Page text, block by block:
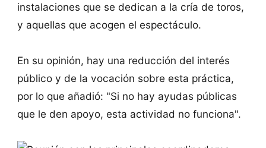
instalaciones que se dedican a la cría de toros,
y aquellas que acogen el espectáculo.
En su opinión, hay una reducción del interés
público y de la vocación sobre esta práctica,
por lo que añadió: "Si no hay ayudas públicas
que le den apoyo, esta actividad no funciona".